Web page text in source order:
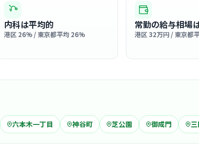
内科は平均的
港区 26% / 東京都平均 26%
常勤の給与相場
港区 32万円 / 東京都
六本木一丁目 神谷町 芝公園 御成門 三